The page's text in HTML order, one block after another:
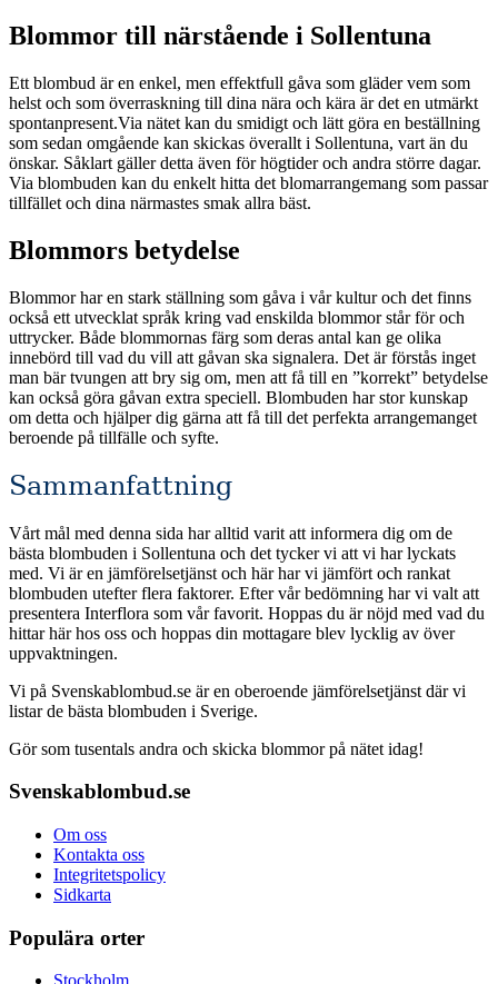
Blommor till närstående i Sollentuna
Ett blombud är en enkel, men effektfull gåva som gläder vem som
helst och som överraskning till dina nära och kära är det en utmärkt
spontanpresent.Via nätet kan du smidigt och lätt göra en beställning
som sedan omgående kan skickas överallt i Sollentuna, vart än du
önskar. Såklart gäller detta även för högtider och andra större dagar.
Via blombuden kan du enkelt hitta det blomarrangemang som passar
tillfället och dina närmastes smak allra bäst.
Blommors betydelse
Blommor har en stark ställning som gåva i vår kultur och det finns
också ett utvecklat språk kring vad enskilda blommor står för och
uttrycker. Både blommornas färg som deras antal kan ge olika
innebörd till vad du vill att gåvan ska signalera. Det är förstås inget
man bär tvungen att bry sig om, men att få till en ”korrekt” betydelse
kan också göra gåvan extra speciell. Blombuden har stor kunskap
om detta och hjälper dig gärna att få till det perfekta arrangemanget
beroende på tillfälle och syfte.
Sammanfattning
Vårt mål med denna sida har alltid varit att informera dig om de
bästa blombuden i Sollentuna och det tycker vi att vi har lyckats
med. Vi är en jämförelsetjänst och här har vi jämfört och rankat
blombuden utefter flera faktorer. Efter vår bedömning har vi valt att
presentera Interflora som vår favorit. Hoppas du är nöjd med vad du
hittar här hos oss och hoppas din mottagare blev lycklig av över
uppvaktningen.
Vi på Svenskablombud.se är en oberoende jämförelsetjänst där vi
listar de bästa blombuden i Sverige.
Gör som tusentals andra och skicka blommor på nätet idag!
Svenskablombud.se
Om oss
Kontakta oss
Integritetspolicy
Sidkarta
Populära orter